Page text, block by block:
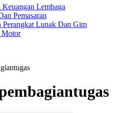
Lembaga
Pemasaran
Perangkat Lunak Dan Gim
Motor